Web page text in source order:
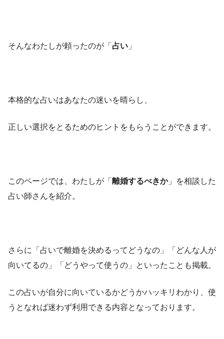
そんなわたしが頼ったのが「 占い 」
本格的な占いはあなたの迷いを晴らし、
正しい選択をとるためのヒントをもらうことができます。
このページでは、わたしが「 離婚するべきか」を相談した
占い師さんを紹介。
さらに「占いで離婚を決めるってどうなの」「どんな人が
向いてるの」「どうやって使うの」といったことも掲載。
この占いが自分に向いているかどうかハッキリわかり、使
うとなれば迷わず利用できる内容となっております。